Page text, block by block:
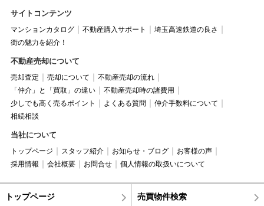
サイトコンテンツ
マンションカタログ 不動産購入サポート
埼玉高速鉄道の良さ
街の魅力を紹介！
不動産売却について
売却査定 売却について
不動産売却の流れ
「仲介」と「買取」の違い
不動産売却時の諸費用
少しでも高く売るポイント
よくある質問
仲介手数料について
相続相談
当社について
トップページ スタッフ紹介 お知らせ・ブログ
お客様の声
採用情報
会社概要 お問合せ 個人情報の取扱いについて
トップページ 売買物件検索